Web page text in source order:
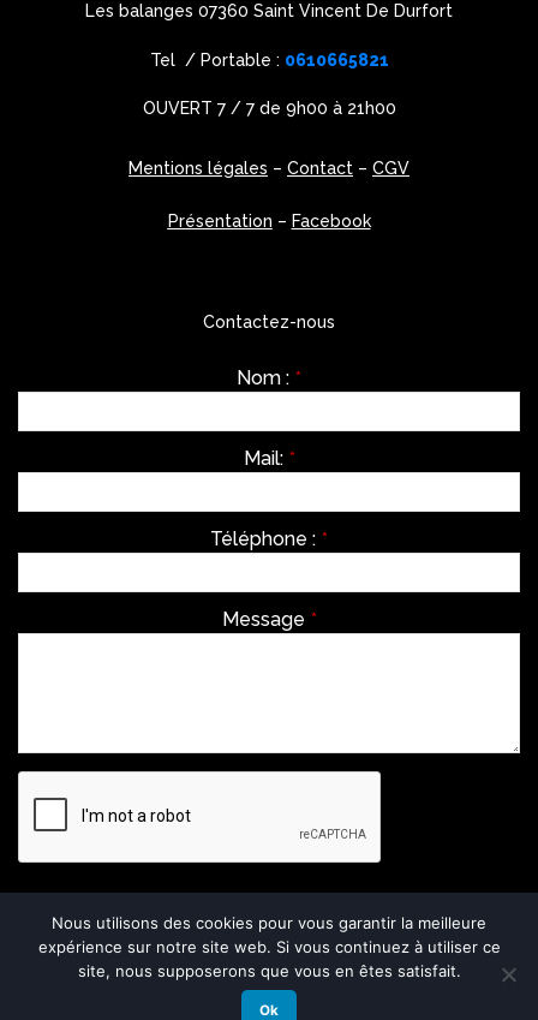
Les balanges 07360 Saint Vincent De Durfort
Tel / Portable : 0610665821
OUVERT 7 / 7 de 9h00 à 21h00
Mentions légales – Contact – CGV
Présentation – Facebook
Contactez-nous
Nom : *
Mail: *
Téléphone : *
Message *
Envoyer
Nous utilisons des cookies pour vous garantir la meilleure
expérience sur notre site web. Si vous continuez à utiliser ce
site, nous supposerons que vous en êtes satisfait.
Ok